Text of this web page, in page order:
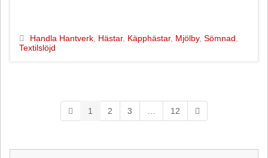
b
o
o
e
e
l
Handla Hantverk Hästar, Käpphästar, Mjölby, Sömnad
Textilslöjd
1 2 3 12